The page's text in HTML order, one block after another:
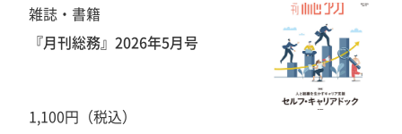
雑誌・書籍
『月刊総務』2026年5月号
1,100円（税込）